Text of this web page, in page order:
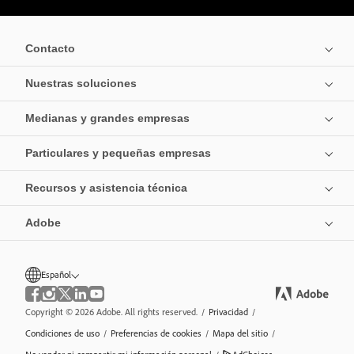
Contacto
Nuestras soluciones
Medianas y grandes empresas
Particulares y pequeñas empresas
Recursos y asistencia técnica
Adobe
Español
Copyright © 2026 Adobe. All rights reserved. / Privacidad /
Condiciones de uso / Preferencias de cookies / Mapa del sitio /